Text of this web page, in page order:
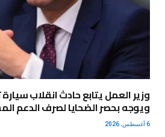
وزير العمل يتابع حادث انقلاب سيارة
ويوجه بحصر الضحايا لصرف الدعم
6 أغسطس، 2026